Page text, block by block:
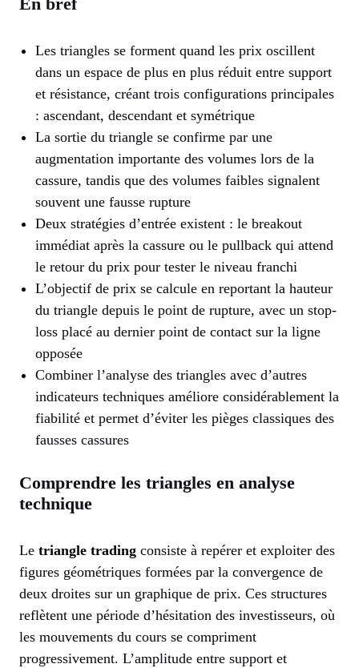
Les triangles se forment quand les prix oscillent
dans un espace de plus en plus réduit entre support
et résistance, créant trois configurations principales
: ascendant, descendant et symétrique
La sortie du triangle se confirme par une
augmentation importante des volumes lors de la
cassure, tandis que des volumes faibles signalent
souvent une fausse rupture
Deux stratégies d’entrée existent : le breakout
immédiat après la cassure ou le pullback qui attend
le retour du prix pour tester le niveau franchi
L’objectif de prix se calcule en reportant la hauteur
du triangle depuis le point de rupture, avec un stop-
loss placé au dernier point de contact sur la ligne
opposée
Combiner l’analyse des triangles avec d’autres
indicateurs techniques améliore considérablement la
fiabilité et permet d’éviter les pièges classiques des
fausses cassures
Comprendre les triangles en analyse
technique
Le triangle trading consiste à repérer et exploiter des
figures géométriques formées par la convergence de
deux droites sur un graphique de prix. Ces structures
reflètent une période d’hésitation des investisseurs, où
les mouvements du cours se compriment
progressivement. L’amplitude entre support et